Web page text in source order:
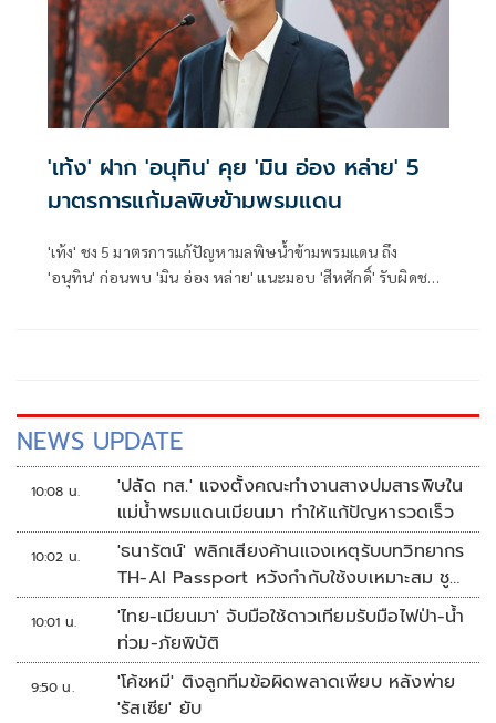
'เท้ง' ฝาก 'อนุทิน' คุย 'มิน อ่อง หล่าย' 5
มาตรการแก้มลพิษข้ามพรมแดน
'เท้ง' ชง 5 มาตรการแก้ปัญหามลพิษน้ำข้ามพรมแดน ถึง
'อนุทิน' ก่อนพบ 'มิน อ่อง หล่าย' แนะมอบ 'สีหศักดิ์' รับผิดชอบ
NEWS UPDATE
10:08 น.
'ปลัด ทส.' แจงตั้งคณะทำงานสางปมสารพิษใน
แม่น้ำพรมแดนเมียนมา ทำให้แก้ปัญหารวดเร็ว
10:02 น.
'ธนารัตน์' พลิกเสียงค้านแจงเหตุรับบทวิทยากร
TH-AI Passport หวังกำกับใช้งบเหมาะสม ชู
จุดเด่นคนไทยได้ใช้ AI ระดับโปร ลดเหลื่อมล้ำ
ทางเทคโนโลยี เซฟงบไปกว่า900ล้าน เชื่อหาก
ใช้เต็มที่เอกชนขาดทุนย่อยยับ
10:01 น.
'ไทย-เมียนมา' จับมือใช้ดาวเทียมรับมือไฟป่า-น้ำ
ท่วม-ภัยพิบัติ
9:50 น.
'โค้ชหมี' ติงลูกทีมข้อผิดพลาดเพียบ หลังพ่าย
'รัสเซีย' ยับ